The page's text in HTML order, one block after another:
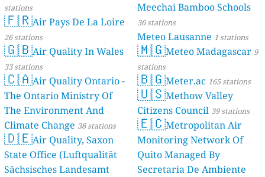
stations
🇫🇷Air Pays De La Loire
26 stations
🇬🇧Air Quality In Wales
33 stations
🇨🇦Air Quality Ontario -
The Ontario Ministry Of
The Environment And
Climate Change 38 stations
🇩🇪Air Quality, Saxon
State Office (Luftqualität
Sächsisches Landesamt
Meechai Bamboo Schools
36 stations
Meteo Lausanne 1 stations
🇲🇬Meteo Madagascar 9
stations
🇧🇬Meter.ac 165 stations
🇺🇸Methow Valley
Citizens Council 39 stations
🇪🇨Metropolitan Air
Monitoring Network Of
Quito Managed By
Secretaria De Ambiente